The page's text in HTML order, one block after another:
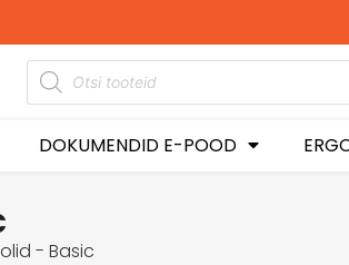
hetkel
DOKUMENDID E-POOD
- Basic